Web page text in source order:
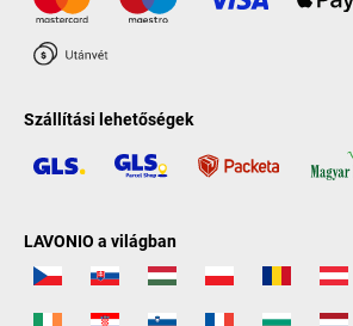
Szállítási lehetőségek
LAVONIO a világban